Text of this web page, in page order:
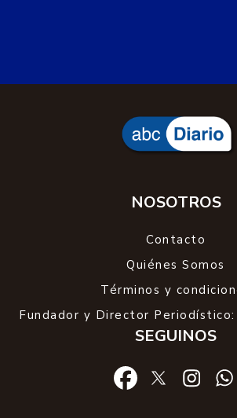
NOSOTROS
Contacto
Quiénes Somos
Términos y
Fundador y Director Periodístico:
SEGUINOS